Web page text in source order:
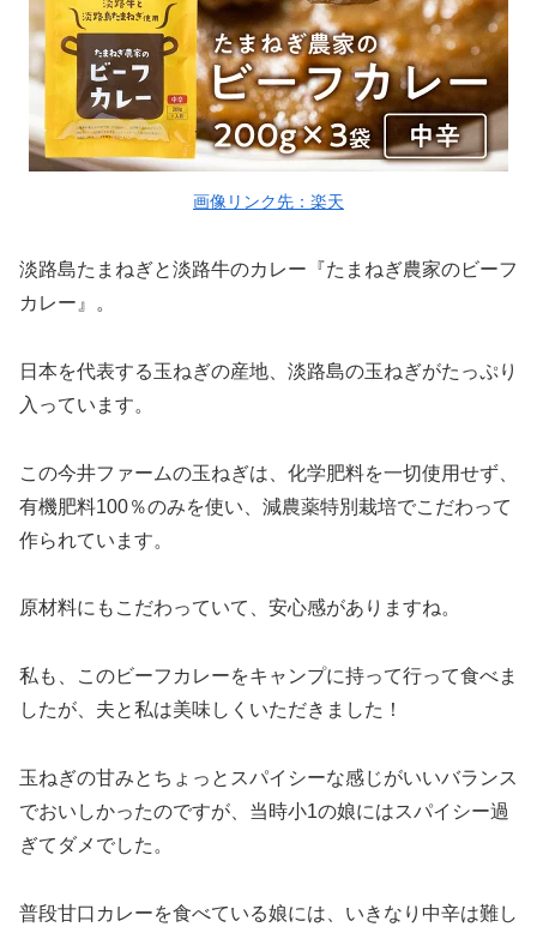
画像リンク先：楽天
淡路島たまねぎと淡路牛のカレー『たまねぎ農家のビーフ
カレー』。
日本を代表する玉ねぎの産地、淡路島の玉ねぎがたっぷり
入っています。
この今井ファームの玉ねぎは、化学肥料を一切使用せず、
有機肥料100％のみを使い、減農薬特別栽培でこだわって
作られています。
原材料にもこだわっていて、安心感がありますね。
私も、このビーフカレーをキャンプに持って行って食べま
したが、夫と私は美味しくいただきました！
玉ねぎの甘みとちょっとスパイシーな感じがいいバランス
でおいしかったのですが、当時小1の娘にはスパイシー過
ぎてダメでした。
普段甘口カレーを食べている娘には、いきなり中辛は難し